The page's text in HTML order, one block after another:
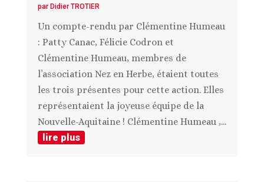
par Didier TROTIER
Un compte-rendu par Clémentine Humeau
: Patty Canac, Félicie Codron et
Clémentine Humeau, membres de
l’association Nez en Herbe, étaient toutes
les trois présentes pour cette action. Elles
représentaient la joyeuse équipe de la
Nouvelle-Aquitaine ! Clémentine Humeau ,...
lire plus